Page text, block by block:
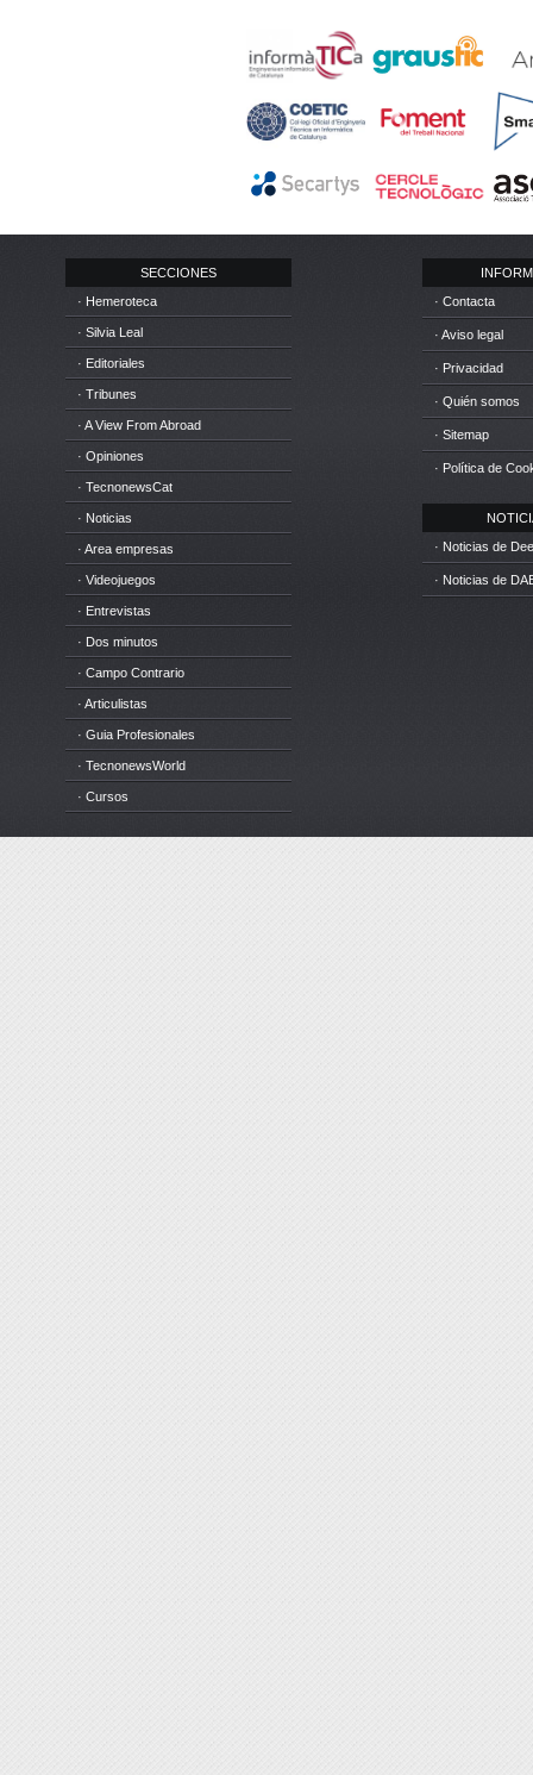
SECCIONES
· Hemeroteca
· Silvia Leal
· Editoriales
· Tribunes
· A View From Abroad
· Opiniones
· TecnonewsCat
· Noticias
· Area empresas
· Videojuegos
· Entrevistas
· Dos minutos
· Campo Contrario
· Articulistas
· Guia Profesionales
· TecnonewsWorld
· Cursos
· Contacta
· Aviso legal
· Privacidad
· Quién somos
· Sitemap
· Política de
· Noticias de
· Noticias de